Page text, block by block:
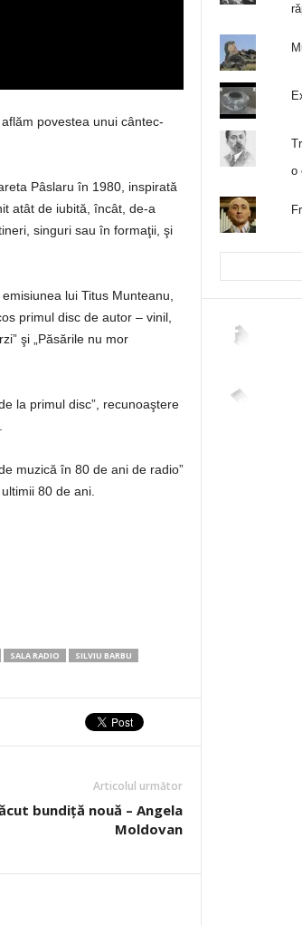
povestea unui cântec-
Pâslaru în 1980, inspirată
atât de iubită, încât, de-a
singuri sau în formaţii, şi
lui Titus Munteanu,
primul disc de autor – vinil,
şi „Păsările nu mor
la primul disc”, recunoaştere
muzică în 80 de ani de radio”
80 de ani.
SALA RADIO
SILVIU BARBU
Articolul următor
bundiţă nouă – Angela
Moldovan
o
2,265
4,400